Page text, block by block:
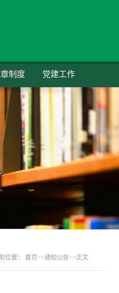
制度 党建工作
位置： 首页 >>通知公告>>正文